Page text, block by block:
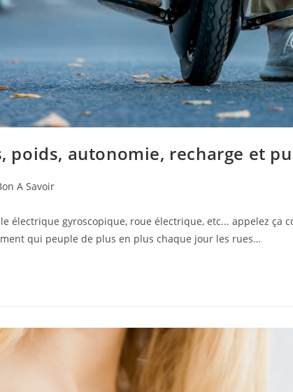
poids, autonomie, recharge et
A Savoir
électrique gyroscopique, roue électrique, etc... appelez ça
qui peuple de plus en plus chaque jour les rues…